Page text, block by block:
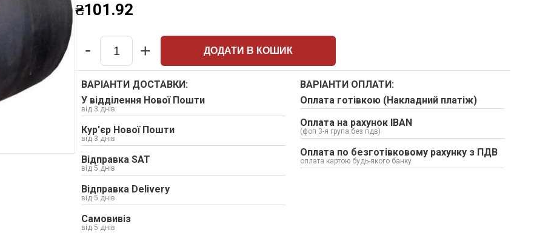
₴101.92
Quantity
- + ДОДАТИ В КОШИК
ВАРІАНТИ ДОСТАВКИ:
У відділення Нової Пошти
від 3 днів
Кур'єр Нової Пошти
від 3 днів
Відправка SAT
від 5 днів
Відправка Delivery
від 5 днів
Самовивіз
від 5 днів
ВАРІАНТИ ОПЛАТИ:
Оплата готівкою (Накладний платіж)
Оплата на рахунок IBAN
(фоп 3-я група без пдв)
Оплата по безготівковому рахунку з ПДВ
оплата картою будь-якого банку